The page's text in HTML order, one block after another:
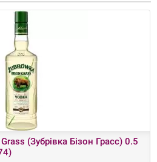
(Зубрівка Бізон Грасс) 0.5